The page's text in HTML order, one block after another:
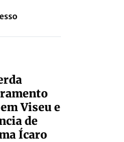
Viseu e
de
Ícaro